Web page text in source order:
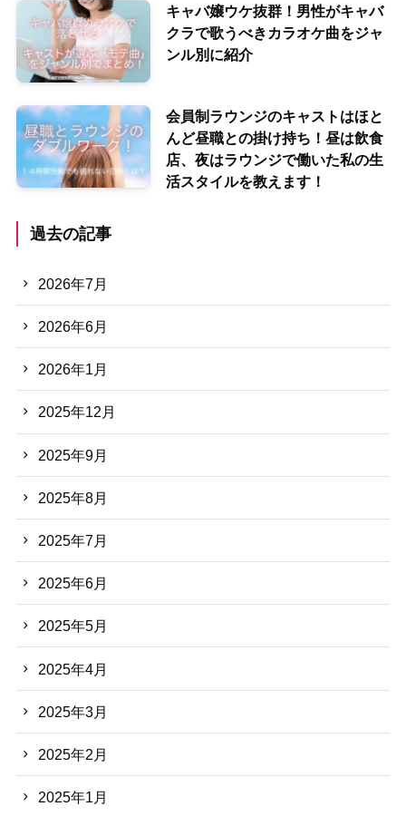
キャバ嬢ウケ抜群！男性がキャバ
クラで歌うべきカラオケ曲をジャ
ンル別に紹介
会員制ラウンジのキャストはほと
んど昼職との掛け持ち！昼は飲食
店、夜はラウンジで働いた私の生
活スタイルを教えます！
過去の記事
2026年7月
2026年6月
2026年1月
2025年12月
2025年9月
2025年8月
2025年7月
2025年6月
2025年5月
2025年4月
2025年3月
2025年2月
2025年1月